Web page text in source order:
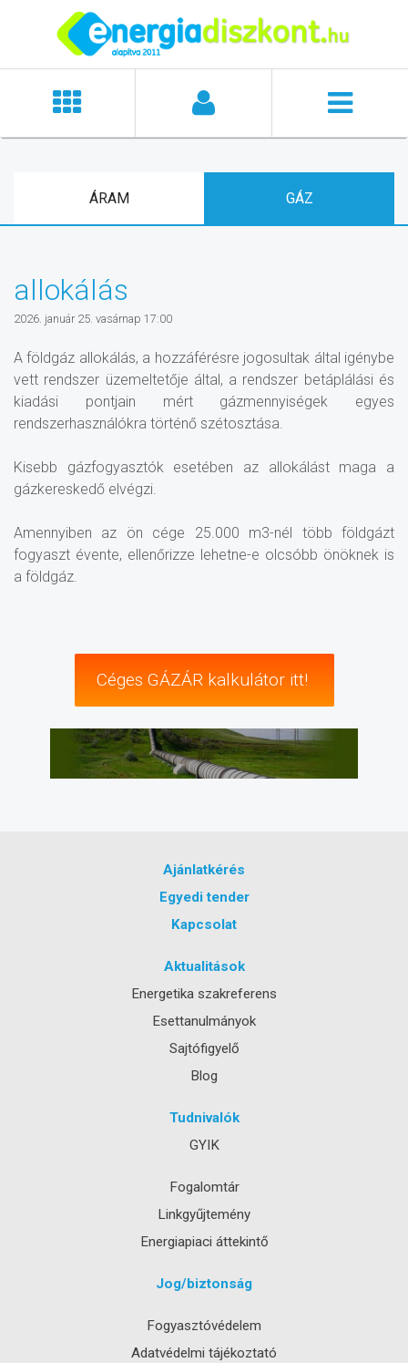
ÁRAM GÁZ
allokálás
2026. január 25. vasárnap 17:00
A földgáz allokálás, a hozzáférésre jogosultak által igénybe
vett rendszer üzemeltetője által, a rendszer betáplálási és
kiadási pontjain mért gázmennyiségek egyes
rendszerhasználókra történő szétosztása.
Kisebb gázfogyasztók esetében az allokálást maga a
gázkereskedő elvégzi.
Amennyiben az ön cége 25.000 m3-nél több földgázt
fogyaszt évente, ellenőrizze lehetne-e olcsóbb önöknek is
a földgáz.
Céges GÁZÁR kalkulátor itt!
Ajánlatkérés
Egyedi tender
Kapcsolat
Aktualitások
Energetika szakreferens
Esettanulmányok
Sajtófigyelő
Blog
Tudnivalók
GYIK
Fogalomtár
Linkgyűjtemény
Energiapiaci áttekintő
Jog/biztonság
Fogyasztóvédelem
Adatvédelmi tájékoztató